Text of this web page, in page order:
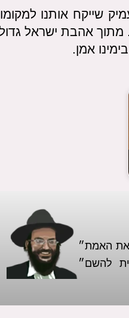
שייקח אותנו
מתוך אהבת ישראל
אמן.
האמת״
להשם״